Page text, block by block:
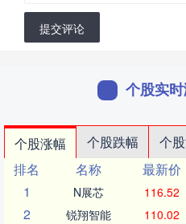
提交评论
个股实
个股涨幅 个股跌幅 个
排名
名称 最新价
1
N展芯 116.52
2 锐翔智能 110.02